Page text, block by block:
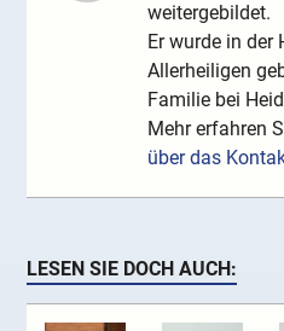
weitergebildet.
Er wurde in der
Allerheiligen
Familie bei
Mehr erfahren
über das
LESEN SIE DOCH AUCH: